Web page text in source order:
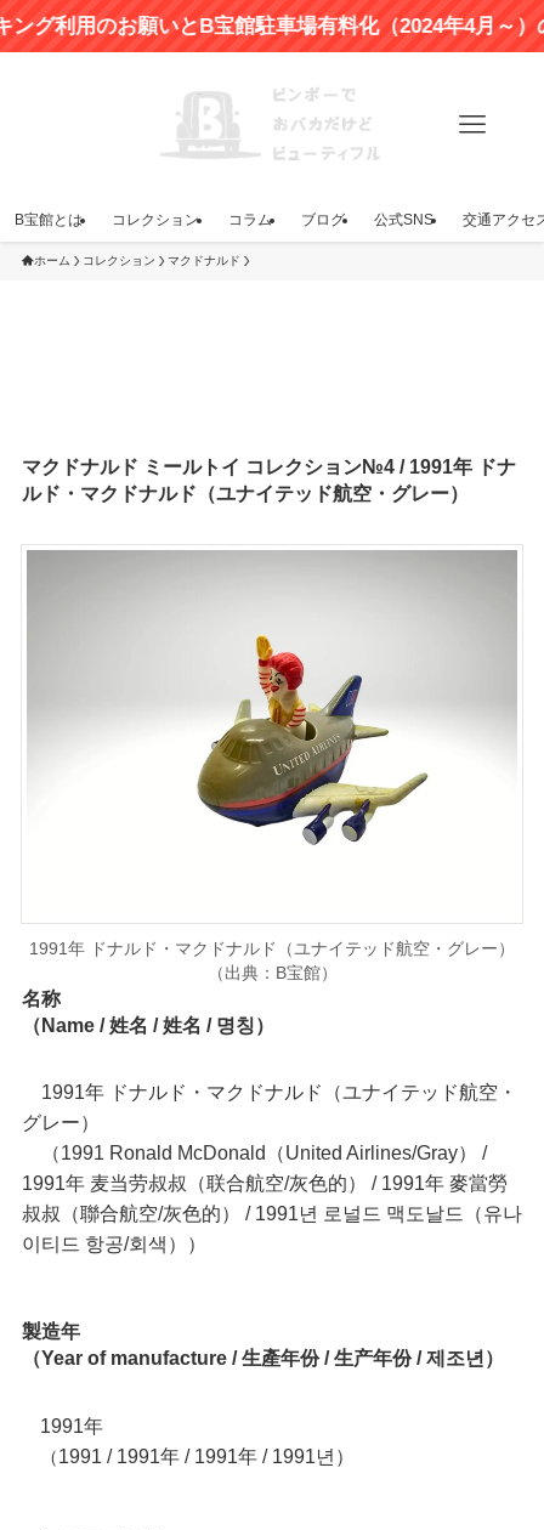
利用のお願いとB宝館駐車場有料化（2024年4月～）のお
B宝館とは コレクション コラム ブログ 公式SNS 交通アクセ
ホーム コレクション マクドナルド
マクドナルド ミールトイ コレクション№4 / 1991年 ドナ
ルド・マクドナルド（ユナイテッド航空・グレー）
1991年 ドナルド・マクドナルド（ユナイテッド航空・グレー）
（出典：B宝館）
名称
（Name / 姓名 / 姓名 / 명칭）
1991年 ドナルド・マクドナルド（ユナイテッド航空・
グレー）
（1991 Ronald McDonald（United Airlines/Gray） /
1991年 麦当劳叔叔（联合航空/灰色的） / 1991年 麥當勞
叔叔（聯合航空/灰色的） / 1991년 로널드 맥도날드（유나
이티드 항공/회색））
製造年
（Year of manufacture / 生產年份 / 生产年份 / 제조년）
1991年
（1991 / 1991年 / 1991年 / 1991년）